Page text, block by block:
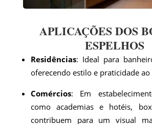
APLICAÇÕES DOS
ESPELHOS
Residências: Ideal para
oferecendo estilo e praticidade
Comércios: Em
como academias e hotéis,
contribuem para um visual